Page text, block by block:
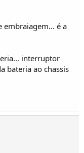
embraiagem... é a
interruptor
bateria ao chassis